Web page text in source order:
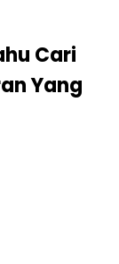
Cari
Yang